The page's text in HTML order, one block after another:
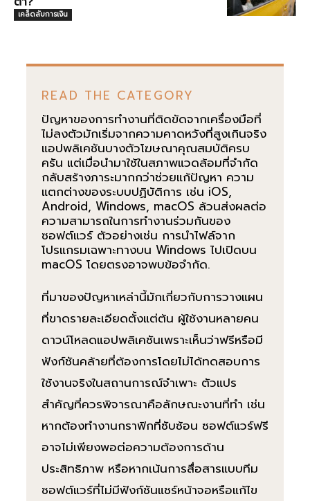
เคล็ดลับการเงิน
READ THE CATEGORY
ปัญหาของการทำงานที่ติดขัดจากเครื่องมือที่
ไม่ลงตัวมักเริ่มจากความคาดหวังที่สูงเกินจริง
แอปพลิเคชันบางตัวโฆษณาคุณสมบัติครบ
ครัน แต่เมื่อนำมาใช้ในสภาพแวดล้อมที่จำกัด
กลับสร้างภาระมากกว่าช่วยแก้ปัญหา ความ
แตกต่างของระบบปฏิบัติการ เช่น iOS,
Android, Windows, macOS ล้วนส่งผลต่อ
ความสามารถในการทำงานร่วมกันของ
ซอฟต์แวร์ ตัวอย่างเช่น การนำไฟล์จาก
โปรแกรมเฉพาะทางบน Windows ไปเปิดบน
macOS โดยตรงอาจพบข้อจำกัด.
ที่มาของปัญหาเหล่านี้มักเกี่ยวกับการวางแผน
ที่ขาดรายละเอียดตั้งแต่ต้น ผู้ใช้งานหลายคน
ดาวน์โหลดแอปพลิเคชันเพราะเห็นว่าฟรีหรือมี
ฟังก์ชันคล้ายที่ต้องการโดยไม่ได้ทดสอบการ
ใช้งานจริงในสถานการณ์จำเพาะ ตัวแปร
สำคัญที่ควรพิจารณาคือลักษณะงานที่ทำ เช่น
หากต้องทำงานกราฟิกที่ซับซ้อน ซอฟต์แวร์ฟรี
อาจไม่เพียงพอต่อความต้องการด้าน
ประสิทธิภาพ หรือหากเน้นการสื่อสารแบบทีม
ซอฟต์แวร์ที่ไม่มีฟังก์ชันแชร์หน้าจอหรือแก้ไข